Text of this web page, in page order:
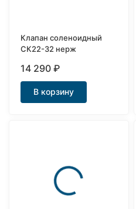
Клапан соленоидный
СК22-32 нерж
14 290₽
В корзину